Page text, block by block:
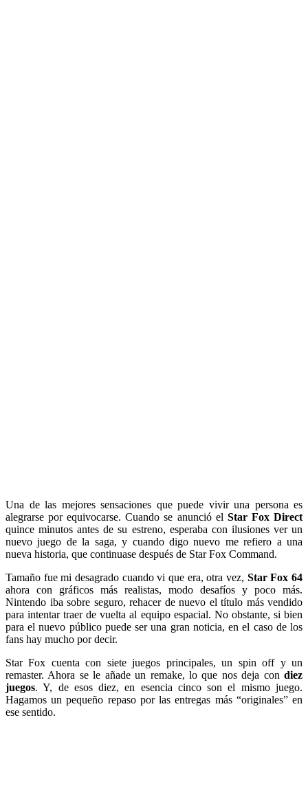
Una de las mejores sensaciones que puede vivir una persona es
alegrarse por equivocarse. Cuando se anunció el Star Fox Direct
quince minutos antes de su estreno, esperaba con ilusiones ver un
nuevo juego de la saga, y cuando digo nuevo me refiero a una
nueva historia, que continuase después de Star Fox Command.
Tamaño fue mi desagrado cuando vi que era, otra vez, Star Fox 64
ahora con gráficos más realistas, modo desafíos y poco más.
Nintendo iba sobre seguro, rehacer de nuevo el título más vendido
para intentar traer de vuelta al equipo espacial. No obstante, si bien
para el nuevo público puede ser una gran noticia, en el caso de los
fans hay mucho por decir.
Star Fox cuenta con siete juegos principales, un spin off y un
remaster. Ahora se le añade un remake, lo que nos deja con diez
juegos. Y, de esos diez, en esencia cinco son el mismo juego.
Hagamos un pequeño repaso por las entregas más “originales” en
ese sentido.